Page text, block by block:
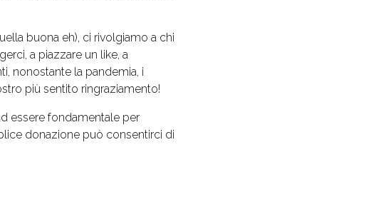
buona eh), ci rivolgiamo a chi
a piazzare un like, a
nonostante la pandemia, i
più sentito ringraziamento!
essere fondamentale per
donazione può consentirci di